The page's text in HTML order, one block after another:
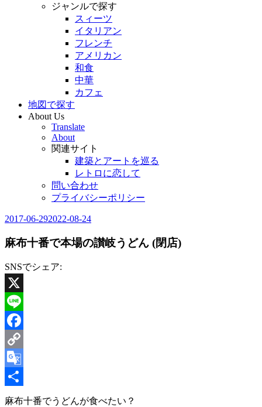
ジャンルで探す
スィーツ
イタリアン
フレンチ
アメリカン
和食
中華
カフェ
地図で探す
About Us
Translate
About
関連サイト
建築とアートを巡る
レトロに恋して
問い合わせ
プライバシーポリシー
2017-06-292022-08-24
Chief
麻布十番で本場の讃岐うどん (閉店)
SNSでシェア:
X
Line
Facebook
Copy
Link
Google
Translate
共
麻布十番でうどんが食べたい？